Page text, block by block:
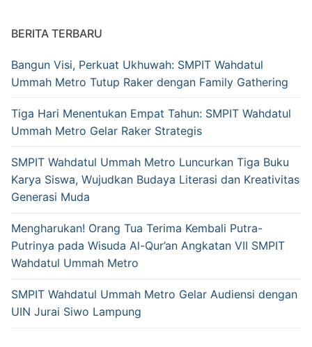
BERITA TERBARU
Bangun Visi, Perkuat Ukhuwah: SMPIT Wahdatul
Ummah Metro Tutup Raker dengan Family Gathering
Tiga Hari Menentukan Empat Tahun: SMPIT Wahdatul
Ummah Metro Gelar Raker Strategis
SMPIT Wahdatul Ummah Metro Luncurkan Tiga Buku
Karya Siswa, Wujudkan Budaya Literasi dan Kreativitas
Generasi Muda
Mengharukan! Orang Tua Terima Kembali Putra-
Putrinya pada Wisuda Al-Qur’an Angkatan VII SMPIT
Wahdatul Ummah Metro
SMPIT Wahdatul Ummah Metro Gelar Audiensi dengan
UIN Jurai Siwo Lampung